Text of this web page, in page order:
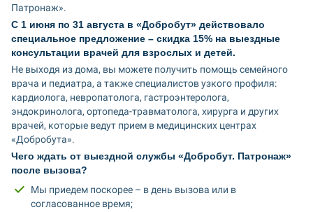
Патронаж».
С 1 июня по 31 августа в «Добробут» действовало
специальное предложение – скидка 15% на выездные
консультации врачей для взрослых и детей.
Не выходя из дома, вы можете получить помощь семейного
врача и педиатра, а также специалистов узкого профиля:
кардиолога, невропатолога, гастроэнтеролога,
эндокринолога, ортопеда-травматолога, хирурга и других
врачей, которые ведут прием в медицинских центрах
«Добробута».
Чего ждать от выездной службы «Добробут. Патронаж»
после вызова?
Мы приедем поскорее – в день вызова или в
согласованное время;